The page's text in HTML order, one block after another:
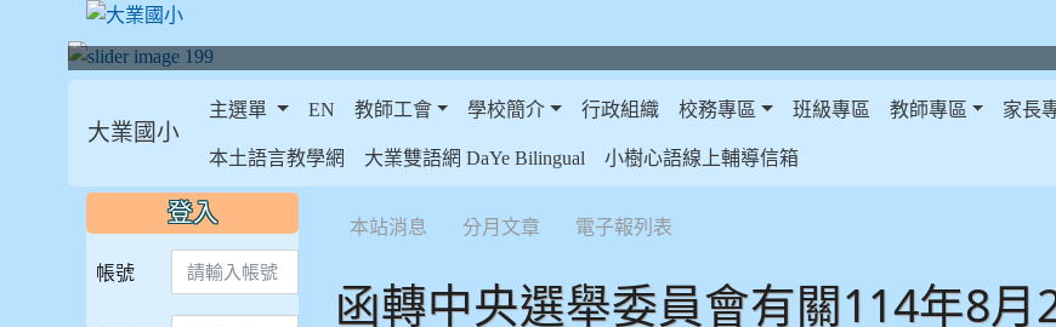
大業國小
主選單 EN 教師工會 學校簡介 行政組織 校務專區 班級專區 教師專區 家長
本土語言教學網 大業雙語網 DaYe Bilingual 小樹心語線上輔導信箱
本站消息 分月文章 電子報列表
函轉中央選舉委員會有關114年8
::: 登入
帳號